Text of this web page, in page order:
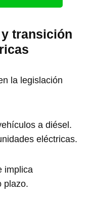
transición
la legislación
a diésel.
eléctricas.
implica
plazo.